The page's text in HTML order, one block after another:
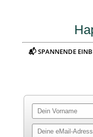
📬 SPANNENDE